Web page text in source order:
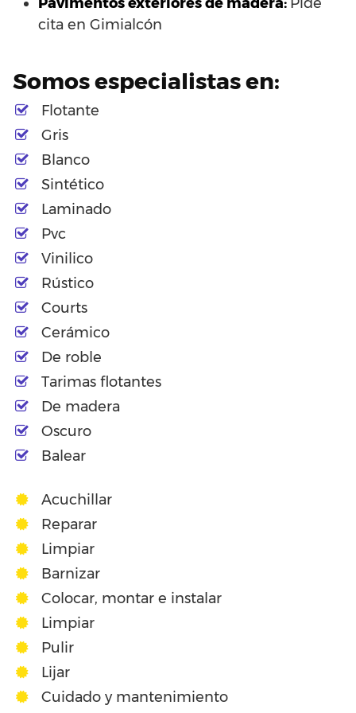
cita en Gimialcón
Somos especialistas en:
Flotante
Gris
Blanco
Sintético
Laminado
Pvc
Vinilico
Rústico
Courts
Cerámico
De roble
Tarimas flotantes
De madera
Oscuro
Balear
Acuchillar
Reparar
Limpiar
Barnizar
Colocar, montar e instalar
Limpiar
Pulir
Lijar
Cuidado y mantenimiento